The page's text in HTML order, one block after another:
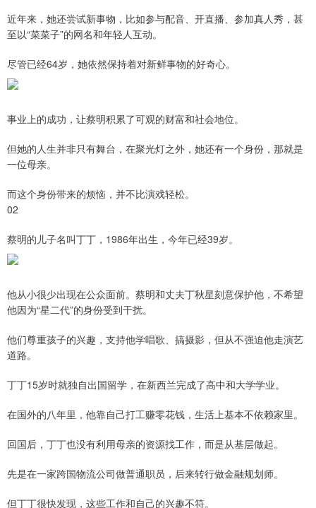
近年来，她还尝试新事物，比如参与配音、开直播、参加真人秀，甚
至以“菜菜子”的网名和年轻人互动。
尽管已经64岁，她依然保持着对新鲜事物的好奇心。
事业上的成功，让蔡明积累了可观的财富和社会地位。
但她的人生并非只有舞台，在聚光灯之外，她还有一个身份，那就是
一位母亲。
而这个身份带来的烦恼，并不比演戏轻松。
02
蔡明的儿子名叫丁丁，1986年出生，今年已经39岁。
他从小很少出现在公众面前。蔡明和丈夫丁秋星刻意保护他，不希望
他因为“星二代”的身份受到干扰。
他们尊重孩子的兴趣，支持他学唱歌、搞摄影，但从不强迫他走演艺
道路。
丁丁15岁时就独自出国留学，在新西兰完成了高中和大学学业。
在国外的八年里，他靠自己打工赚零花钱，生活上基本不依赖家里。
回国后，丁丁也没有利用母亲的资源找工作，而是从基层做起。
先是在一家跨国物流公司做普通职员，后来转行做金融规划师。
但丁丁很快发现，这些工作和自己的兴趣不符。